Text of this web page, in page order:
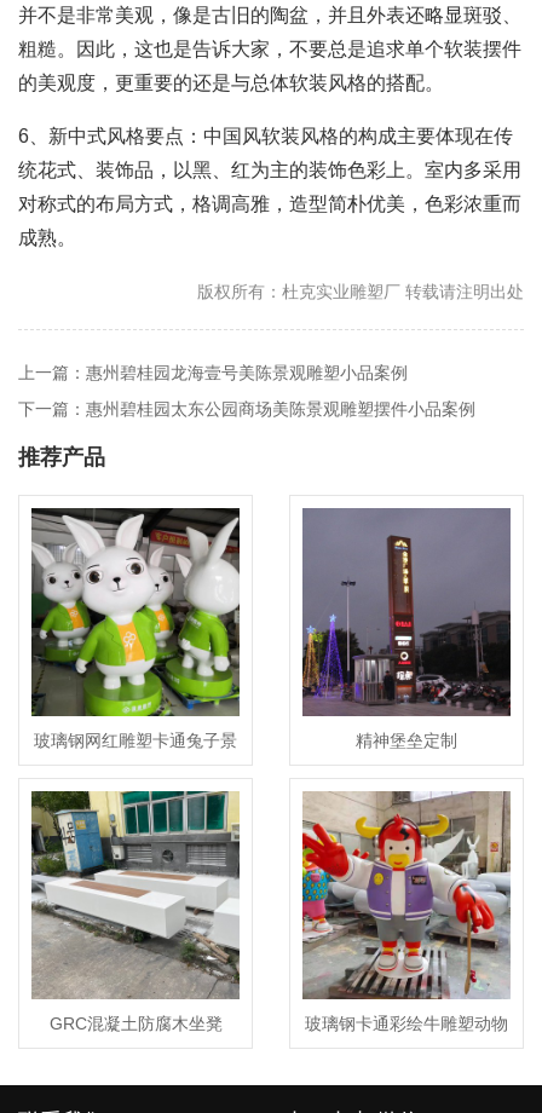
并不是非常美观，像是古旧的陶盆，并且外表还略显斑驳、
粗糙。因此，这也是告诉大家，不要总是追求单个软装摆件
的美观度，更重要的还是与总体软装风格的搭配。
6、新中式风格要点：中国风软装风格的构成主要体现在传
统花式、装饰品，以黑、红为主的装饰色彩上。室内多采用
对称式的布局方式，格调高雅，造型简朴优美，色彩浓重而
成熟。
版权所有：杜克实业雕塑厂 转载请注明出处
上一篇：惠州碧桂园龙海壹号美陈景观雕塑小品案例
下一篇：惠州碧桂园太东公园商场美陈景观雕塑摆件小品案例
推荐产品
玻璃钢网红雕塑卡通兔子景
观摆件
精神堡垒定制
GRC混凝土防腐木坐凳
UHPC长条户外景观座椅
玻璃钢卡通彩绘牛雕塑动物
摆件